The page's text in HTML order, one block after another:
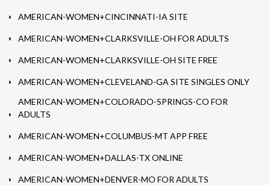
AMERICAN-WOMEN+CINCINNATI-IA SITE
AMERICAN-WOMEN+CLARKSVILLE-OH FOR ADULTS
AMERICAN-WOMEN+CLARKSVILLE-OH SITE FREE
AMERICAN-WOMEN+CLEVELAND-GA SITE SINGLES ONLY
AMERICAN-WOMEN+COLORADO-SPRINGS-CO FOR
ADULTS
AMERICAN-WOMEN+COLUMBUS-MT APP FREE
AMERICAN-WOMEN+DALLAS-TX ONLINE
AMERICAN-WOMEN+DENVER-MO FOR ADULTS